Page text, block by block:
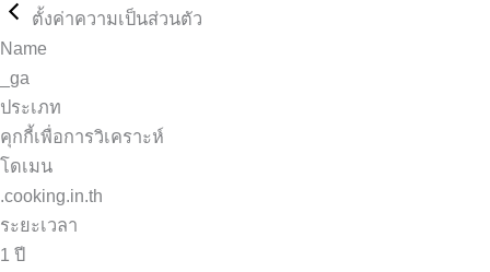
ตั้งค่าความเป็นส่วนตัว
Name
_ga
ประเภท
คุกกี้เพื่อการวิเคราะห์
โดเมน
.cooking.in.th
ระยะเวลา
1 ปี